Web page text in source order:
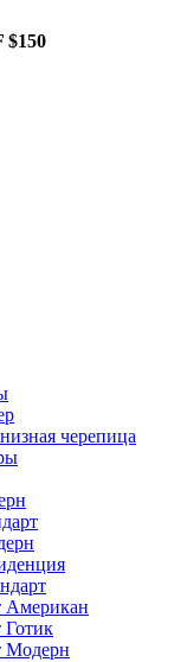
$150
черепица
Модерн